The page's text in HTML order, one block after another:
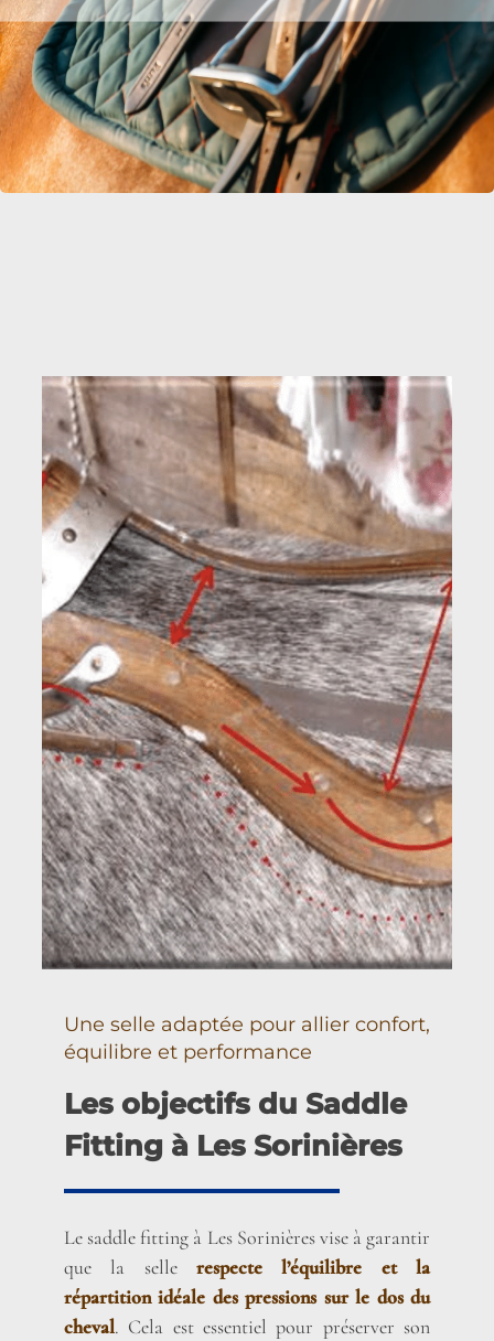
Une selle adaptée pour allier confort,
équilibre et performance
Les objectifs du Saddle
Fitting à Les Sorinières
Le saddle fitting à Les Sorinières vise à garantir
que la selle respecte l’équilibre et la
répartition idéale des pressions sur le dos du
cheval. Cela est essentiel pour préserver son